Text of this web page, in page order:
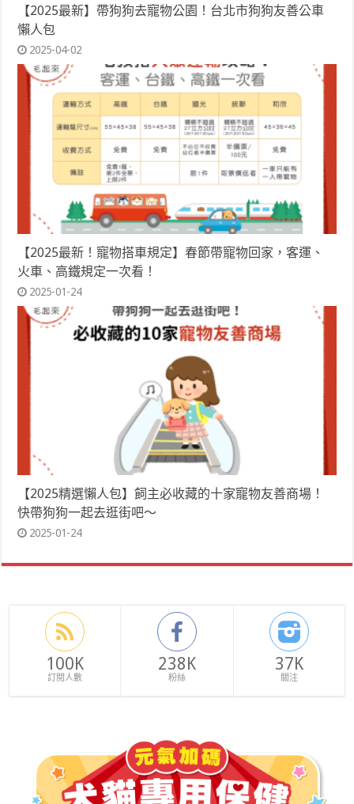
【2025最新】帶狗狗去寵物公園！台北市狗狗友善公車
懶人包
2025-04-02
【2025最新！寵物搭車規定】春節帶寵物回家，客運、
火車、高鐵規定一次看！
2025-01-24
【2025精選懶人包】飼主必收藏的十家寵物友善商場！
快帶狗狗一起去逛街吧～
2025-01-24
100K
訂閱人數
238K
粉絲
37K
關注